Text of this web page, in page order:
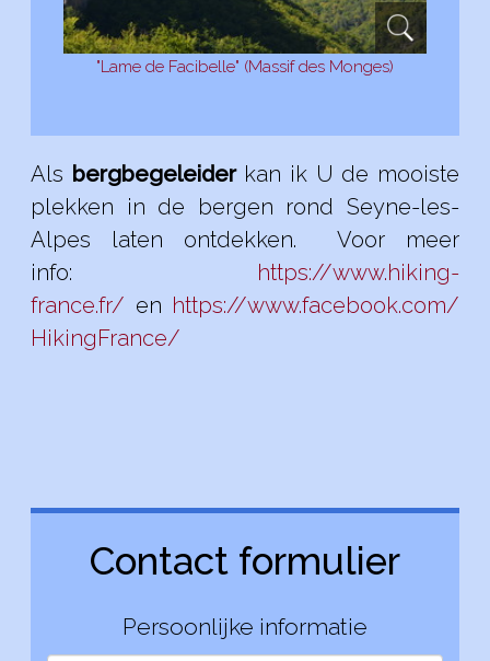
"Lame de Facibelle" (Massif des Monges)
Als bergbegeleiderkan ik U de mooiste
plekken in de bergen rond Seyne-les-
Alpes laten ontdekken. Voor meer
info: https://www.hiking-
france.fr/ en https://www.facebook.com/
HikingFrance/
Contact formulier
Persoonlijke informatie